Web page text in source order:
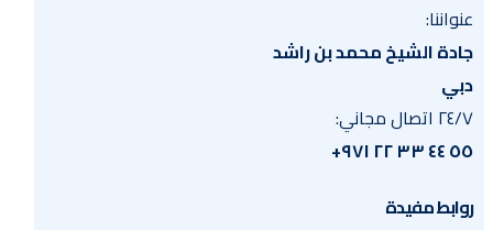
عنواننا:
جادة الشيخ محمد بن راشد
دبي
٢٤/٧ اتصال مجاني:
٥٥ ٤٤ ٣٣ ٢٢ ٩٧١+
روابط مفيدة